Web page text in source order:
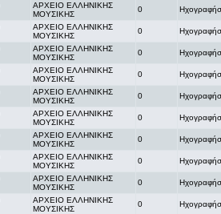
ΑΡΧΕΙΟ ΕΛΛΗΝΙΚΗΣ
ΜΟΥΣΙΚΗΣ
0
ΑΡΧΕΙΟ ΕΛΛΗΝΙΚΗΣ
ΜΟΥΣΙΚΗΣ
0
ΑΡΧΕΙΟ ΕΛΛΗΝΙΚΗΣ
ΜΟΥΣΙΚΗΣ
0
ΑΡΧΕΙΟ ΕΛΛΗΝΙΚΗΣ
ΜΟΥΣΙΚΗΣ
0
ΑΡΧΕΙΟ ΕΛΛΗΝΙΚΗΣ
ΜΟΥΣΙΚΗΣ
0
ΑΡΧΕΙΟ ΕΛΛΗΝΙΚΗΣ
ΜΟΥΣΙΚΗΣ
0
ΑΡΧΕΙΟ ΕΛΛΗΝΙΚΗΣ
ΜΟΥΣΙΚΗΣ
0
ΑΡΧΕΙΟ ΕΛΛΗΝΙΚΗΣ
ΜΟΥΣΙΚΗΣ
0
ΑΡΧΕΙΟ ΕΛΛΗΝΙΚΗΣ
ΜΟΥΣΙΚΗΣ
0
ΑΡΧΕΙΟ ΕΛΛΗΝΙΚΗΣ
ΜΟΥΣΙΚΗΣ
0